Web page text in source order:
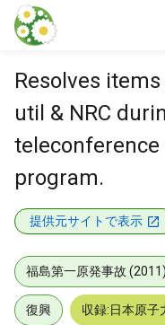
本文に飛ぶ
Resolves
util & NRC
teleconference
program.
提供元サイトで表示
福島第一原発事故 (2011)
復興 収録:日本原子